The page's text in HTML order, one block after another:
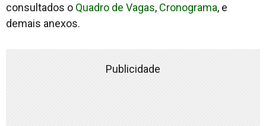
consultados o Quadro de Vagas, Cronograma, e
demais anexos.
Publicidade